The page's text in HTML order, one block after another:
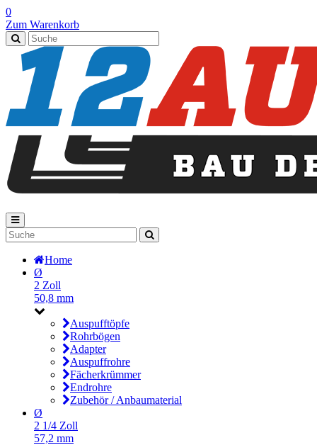
0
Zum Warenkorb
Home
Ø
2 Zoll
50,8 mm
Auspufftöpfe
Rohrbögen
Adapter
Auspuffrohre
Fächerkrümmer
Endrohre
Zubehör / Anbaumaterial
Ø
2 1/4 Zoll
57,2 mm